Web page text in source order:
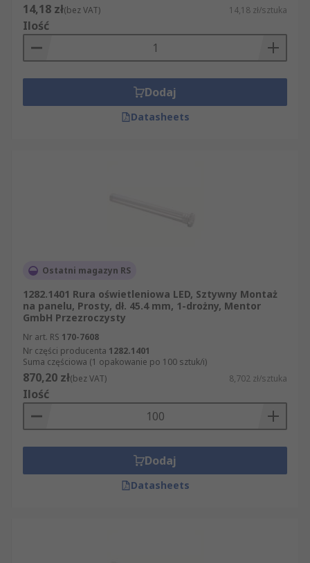
14,18 zł(bez VAT) 14,18 zł/sztuka
Ilość
Dodaj
Datasheets
Ostatni magazyn RS
1282.1401 Rura oświetleniowa LED, Sztywny Montaż
na panelu, Prosty, dł. 45.4 mm, 1-drożny, Mentor
GmbH Przezroczysty
Nr art. RS 170-7608
Nr części producenta 1282.1401
Suma częściowa (1 opakowanie po 100 sztuk/i)
870,20 zł(bez VAT) 8,702 zł/sztuka
Ilość
Dodaj
Datasheets